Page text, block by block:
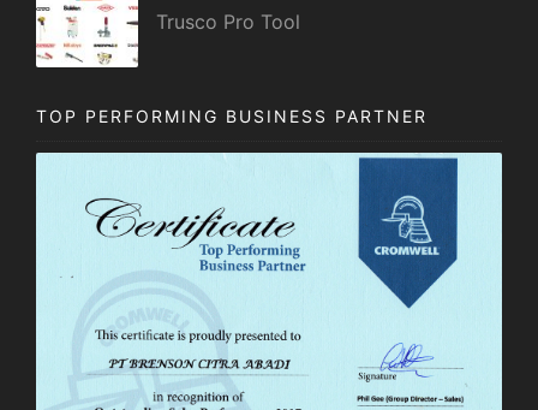
Trusco Pro Tool
TOP PERFORMING BUSINESS PARTNER